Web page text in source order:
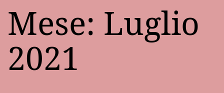
Mese: Luglio
2021